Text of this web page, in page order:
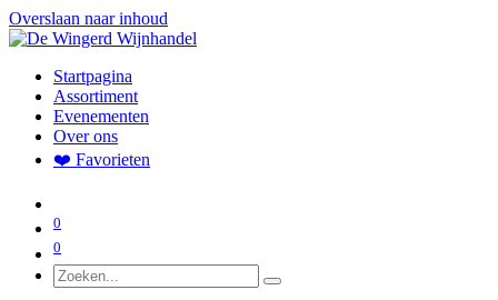
Overslaan naar inhoud
Startpagina
Assortiment
Evenementen
Over ons
❤️ Favorieten
0
0